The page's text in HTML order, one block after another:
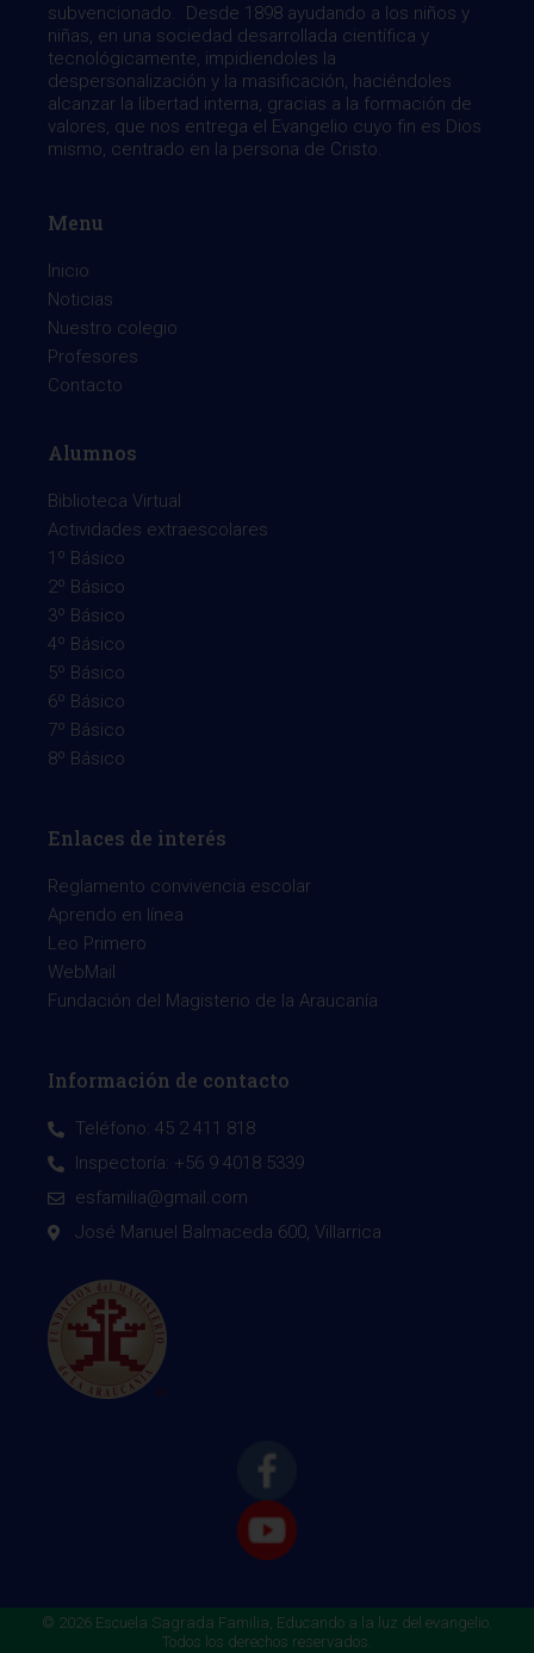
subvencionado. Desde 1898 ayudando a los niños y
niñas, en una sociedad desarrollada científica y
tecnológicamente, impidiendoles la
despersonalización y la masificación, haciéndoles
alcanzar la libertad interna, gracias a la formación de
valores, que nos entrega el Evangelio cuyo fin es Dios
mismo, centrado en la persona de Cristo.
Menu
Inicio
Noticias
Nuestro colegio
Profesores
Contacto
Alumnos
Biblioteca Virtual
Actividades extraescolares
1º Básico
2º Básico
3º Básico
4º Básico
5º Básico
6º Básico
7º Básico
8º Básico
Enlaces de interés
Reglamento convivencia escolar
Aprendo en línea
Leo Primero
WebMail
Fundación del Magisterio de la Araucanía
Información de contacto
Teléfono: 45 2 411 818
Inspectoría: +56 9 4018 5339
esfamilia@gmail.com
José Manuel Balmaceda 600, Villarrica
© 2026 Escuela Sagrada Familia, Educando a la luz del evangelio.
Todos los derechos reservados.